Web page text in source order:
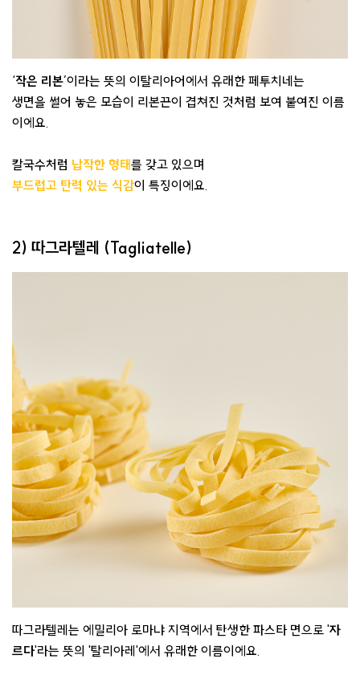
‘작은 리본’이라는 뜻의 이탈리아어에서 유래한 페투치네는
생면을 썰어 놓은 모습이 리본끈이 겹쳐진 것처럼 보여 붙여진 이름
이에요.
칼국수처럼 납작한 형태를 갖고 있으며
부드럽고 탄력 있는 식감이 특징이에요.
2) 따그라텔레 (Tagliatelle)
따그라텔레는 에밀리아 로마냐 지역에서 탄생한 파스타 면으로 '자
르다'라는 뜻의 '탈리아레'에서 유래한 이름이에요.